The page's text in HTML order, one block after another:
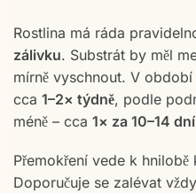
Rostlina má ráda
zálivku. Substrát by měl
mírně vyschnout. V
cca 1–2× týdně, podle
méně – cca 1× za 10–14 dní
Přemokření vede k hnilobě
Doporučuje se zalévat